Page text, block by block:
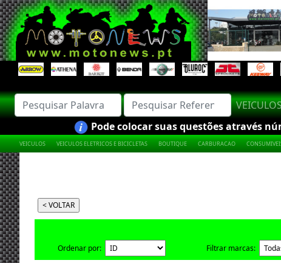
Pode colocar suas questões através
VEICULOS VEICULOS ELETRICOS E BICICLETAS BOUTIQUE CARBURACAO
Ordenar por:
Filtrar marcas: